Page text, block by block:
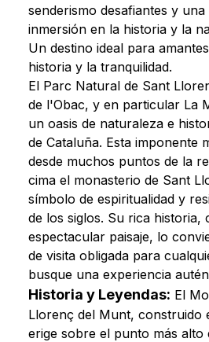
senderismo desafiantes y
inmersión en la historia y la
Un destino ideal para
historia y la tranquilidad.
El Parc Natural de Sant
de l'Obac, y en particular La
un oasis de naturaleza e
de Cataluña. Esta imponente
desde muchos puntos de la
cima el monasterio de Sant
símbolo de espiritualidad y
de los siglos. Su rica historia,
espectacular paisaje, lo
de visita obligada para
busque una experiencia
Historia y Leyendas: El
Llorenç del Munt, construido
erige sobre el punto más alto